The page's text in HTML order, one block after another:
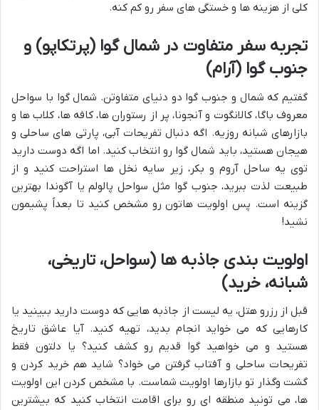
کلی از هزینه ها و خستگی های سفر رو کم کنه.
تجربه سفر متفاوت در شمال گوا (پرتکاپو) و
جنوب گوا (آرام)
گفتیم که شمال و جنوب گوا دو دنیای متفاوتن. شمال گوا با سواحل
معروف باگا، کالانگوت و آنجونا، پر از رستوران ها، کافه ها، کلاب ها و
بازارهای شبانه روزیه. اگه دنبال تفریحات آبی، پارتی های ساحلی و
هیجان هستید، باید شمال گوا رو انتخاب کنید. اما اگه دوست دارید
توی یه ساحل آروم و بکر، زیر سایه نخل ها استراحت کنید و از
طبیعت لذت ببرید، جنوب گوا مثل سواحل پالولم یا آگوندا بهترین
گزینه است. پس اولویت هاتون رو مشخص کنید تا بعداً پشیمون
نشید!
اولویت بندی جاذبه ها (سواحل، تاریخی،
شبانه، خرید)
قبل از رزرو هتل، یه لیست از جاذبه هایی که دوست دارید ببینید یا
کارهایی که می خواید انجام بدید، تهیه کنید. آیا عاشق تاریخ
هستید و می خواهید گوا قدیم رو کشف کنید؟ یا دلتون فقط
تفریحات ساحلی و آفتاب گرفتن می خواد؟ شاید هم خرید کردن و
گشت وگذار تو بازارها اولویت شماست. با مشخص کردن این اولویت
ها، می تونید منطقه ای رو برای اقامت انتخاب کنید که بیشترین